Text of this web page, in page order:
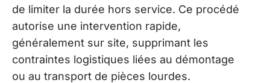
de limiter la durée hors service. Ce procédé
autorise une intervention rapide,
généralement sur site, supprimant les
contraintes logistiques liées au démontage
ou au transport de pièces lourdes.